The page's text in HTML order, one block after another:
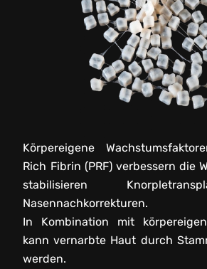
Körpereigene
Rich Fibrin (PRF) verbessern die
stabilisieren
Nasennachkorrekturen.
In Kombination mit
kann vernarbte Haut durch
werden.